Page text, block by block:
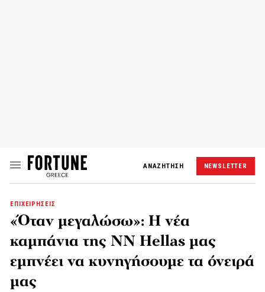
ΑΝΑΖΗΤΗΣΗ NEWSLETTER
ΕΠΙΧΕΙΡΗΣΕΙΣ
«Όταν μεγαλώσω»: Η νέα
καμπάνια της NN Hellas μας
εμπνέει να κυνηγήσουμε τα όνειρά
μας